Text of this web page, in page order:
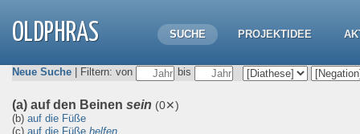
OLDPHRAS SUCHE PROJEKTIDEE
Neue Suche | Filtern: von bis
(a) auf den Beinen sein (0✕)
(b) auf die Füße
(c) auf die Füße helfen